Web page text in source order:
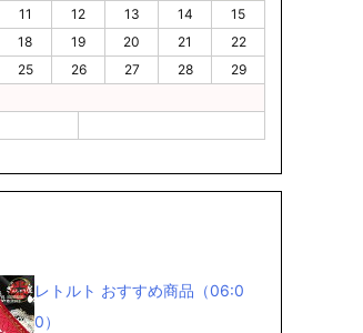
11 12 13 14
15
18 19 20 21
22
25 26 27 28
29
レトルト おすすめ商品（06:0
0）